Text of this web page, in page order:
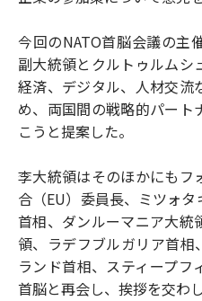
今回のNATO首脳会議の主
副大統領とクルトゥルムシ
経済、デジタル、人材交流
め、両国間の戦略的パート
こうと提案した。
李大統領はそのほかにもフ
合（EU）委員長、ミツォ
首相、ダンルーマニア大統
領、ラデフブルガリア首相
ランド首相、スティープ
首脳と再会し、挨拶を交わ